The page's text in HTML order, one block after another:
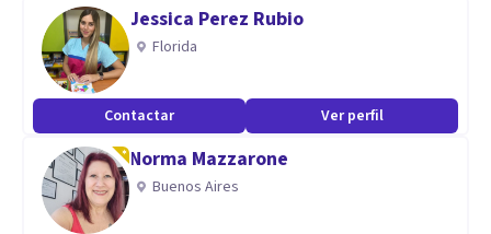
Jessica Perez Rubio
Florida
Contactar Ver perfil
Norma Mazzarone
Buenos Aires